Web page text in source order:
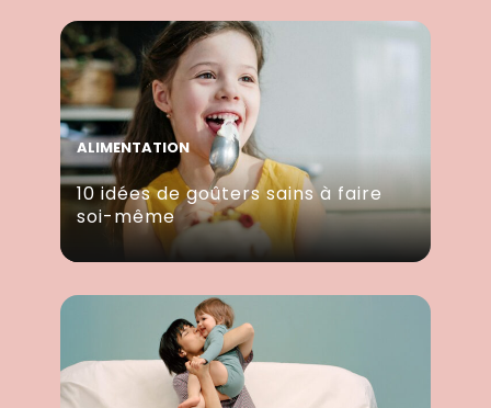
ALIMENTATION
10 idées de goûters sains à faire
soi-même